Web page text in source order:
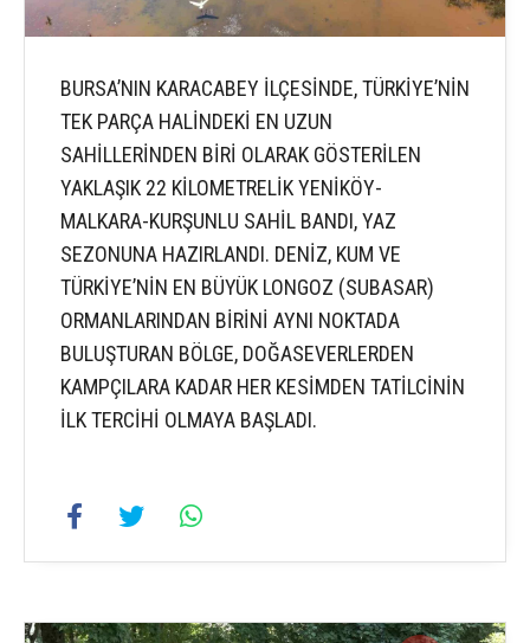
BURSA’NIN KARACABEY İLÇESİNDE, TÜRKİYE’NİN
TEK PARÇA HALİNDEKİ EN UZUN
SAHİLLERİNDEN BİRİ OLARAK GÖSTERİLEN
YAKLAŞIK 22 KİLOMETRELİK YENİKÖY-
MALKARA-KURŞUNLU SAHİL BANDI, YAZ
SEZONUNA HAZIRLANDI. DENİZ, KUM VE
TÜRKİYE’NİN EN BÜYÜK LONGOZ (SUBASAR)
ORMANLARINDAN BİRİNİ AYNI NOKTADA
BULUŞTURAN BÖLGE, DOĞASEVERLERDEN
KAMPÇILARA KADAR HER KESİMDEN TATİLCİNİN
İLK TERCİHİ OLMAYA BAŞLADI.